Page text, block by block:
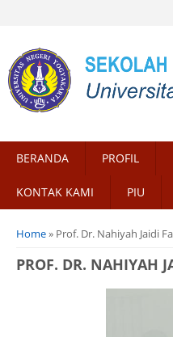
BERANDA PROFIL
KONTAK KAMI PIU
You are here
Home» Prof. Dr. Nahiyah Jaidi
PROF. DR. NAHIYAH